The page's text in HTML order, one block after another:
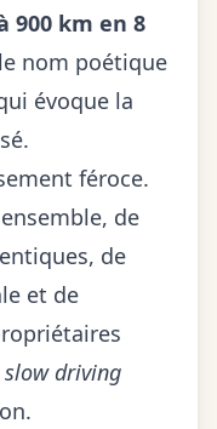
900 km en 8
nom poétique
évoque la
féroce.
de
de
et de
slow driving